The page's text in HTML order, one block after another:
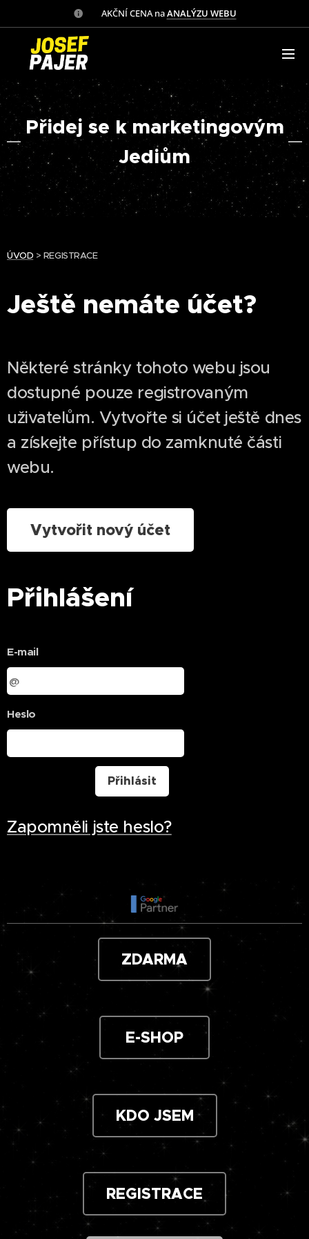
✅ AKČNÍ CENA naANALÝZU WEBU
Přidej se k marketingovým
Jediům
ÚVOD > REGISTRACE
Ještě nemáte účet?
Některé stránky tohoto webu jsou
dostupné pouze registrovaným
uživatelům. Vytvořte si účet ještě dnes
a získejte přístup do zamknuté části
webu.
Vytvořit nový účet
Přihlášení
E-mail
Heslo
Přihlásit
Zapomněli jste heslo?
ZDARMA
E-SHOP
KDO JSEM
REGISTRACE